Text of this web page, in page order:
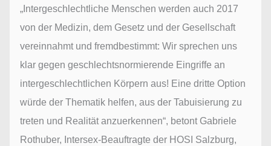
„Intergeschlechtliche Menschen werden auch 2017
von der Medizin, dem Gesetz und der Gesellschaft
vereinnahmt und fremdbestimmt: Wir sprechen uns
klar gegen geschlechtsnormierende Eingriffe an
intergeschlechtlichen Körpern aus! Eine dritte Option
würde der Thematik helfen, aus der Tabuisierung zu
treten und Realität anzuerkennen“, betont Gabriele
Rothuber, Intersex-Beauftragte der HOSI Salzburg,